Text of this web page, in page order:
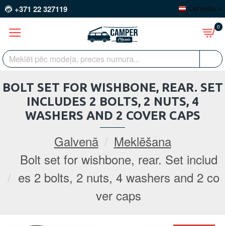
+371 22 327119 LATVIEŠU
0
Galvenā
Meklēšana
Bolt set for wishbone, rear. Set includ
es 2 bolts, 2 nuts, 4 washers and 2 co
ver caps
BOLT SET FOR WISHBONE, REAR. SET
INCLUDES 2 BOLTS, 2 NUTS, 4
WASHERS AND 2 COVER CAPS